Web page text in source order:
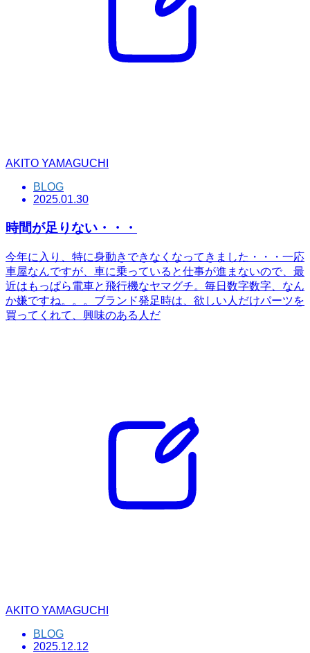
AKITO YAMAGUCHI
BLOG
2025.01.30
時間が足りない・・・
今年に入り、特に身動きできなくなってきました・・・一応
車屋なんですが、車に乗っていると仕事が進まないので、最
近はもっぱら電車と飛行機なヤマグチ。毎日数字数字、なん
か嫌ですね。。。ブランド発足時は、欲しい人だけパーツを
買ってくれて、興味のある人だ
AKITO YAMAGUCHI
BLOG
2025.12.12